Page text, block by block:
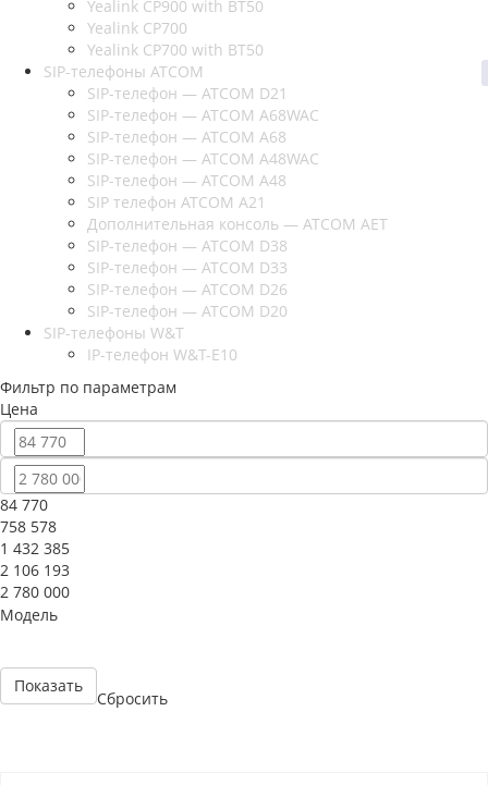
Yealink CP900 with BT50
Yealink CP700
Yealink CP700 with BT50
SIP-телефоны ATCOM
SIP-телефон — ATCOM D21
SIP-телефон — ATCOM A68WAC
SIP-телефон — ATCOM A68
SIP-телефон — ATCOM A48WAC
SIP-телефон — ATCOM A48
SIP телефон ATCOM A21
Дополнительная консоль — ATCOM AET
SIP-телефон — ATCOM D38
SIP-телефон — ATCOM D33
SIP-телефон — ATCOM D26
SIP-телефон — ATCOM D20
SIP-телефоны W&T
IP-телефон W&T-E10
Фильтр по параметрам
Цена
84 770
758 578
1 432 385
2 106 193
2 780 000
Модель
Сбросить